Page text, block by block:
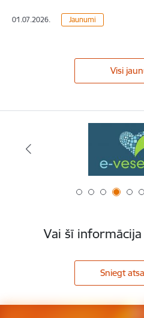
01.07.2026. Jaunumi
Visi
Vai šī
Sniegt